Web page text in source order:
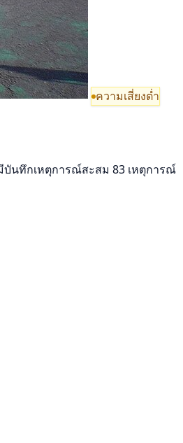
ความเสี่ยงต่ำ
บันทึกเหตุการณ์สะสม 83 เหตุการณ์